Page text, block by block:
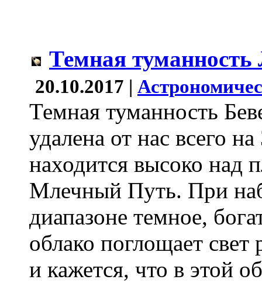
Темная туманность
20.10.2017 |
Темная туманность
удалена от нас всего
находится высоко над
Млечный Путь. При
диапазоне темное,
облако поглощает свет
и кажется, что в этой